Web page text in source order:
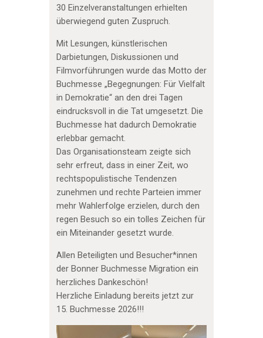
30 Einzelveranstaltungen erhielten
überwiegend guten Zuspruch.
Mit Lesungen, künstlerischen
Darbietungen, Diskussionen und
Filmvorführungen wurde das Motto der
Buchmesse „Begegnungen: Für Vielfalt
in Demokratie“ an den drei Tagen
eindrucksvoll in die Tat umgesetzt. Die
Buchmesse hat dadurch Demokratie
erlebbar gemacht.
Das Organisationsteam zeigte sich
sehr erfreut, dass in einer Zeit, wo
rechtspopulistische Tendenzen
zunehmen und rechte Parteien immer
mehr Wahlerfolge erzielen, durch den
regen Besuch so ein tolles Zeichen für
ein Miteinander gesetzt wurde.
Allen Beteiligten und Besucher*innen
der Bonner Buchmesse Migration ein
herzliches Dankeschön!
Herzliche Einladung bereits jetzt zur
15. Buchmesse 2026!!!